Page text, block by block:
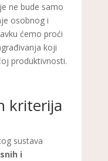
ne bude samo
osobnog i
ćemo proći
koji
produktivnosti.
kriterija
sustava
i